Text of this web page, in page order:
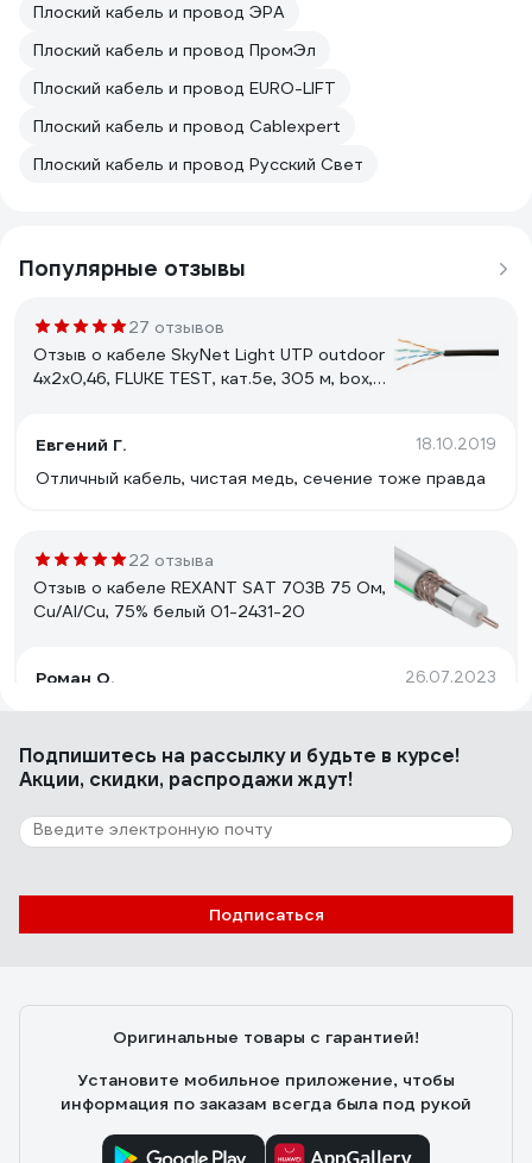
Плоский кабель и провод ЭРА
Плоский кабель и провод ПромЭл
Плоский кабель и провод EURO-LIFT
Плоский кабель и провод Cablexpert
Плоский кабель и провод Русский Свет
Популярные отзывы
27 отзывов
Отзыв о кабеле SkyNet Light UTP outdoor
4x2x0,46, FLUKE TEST, кат.5e, 305 м, box,
Евгений Г.
18.10.2019
Отличный кабель, чистая медь, сечение тоже правда
22 отзыва
Отзыв о кабеле REXANT SAT 703B 75 Ом,
Cu/Al/Cu, 75% белый 01-2431-20
Роман О. 26.07.2023
цена/качество
10 отзывов
Отзыв о кабеле КВК-В-2 PROCONNECT
2х0,50кв. мм /CCA/, /96/, 200м., белый 01-
Подпишитесь на рассылкуи будьте в курсе!
Акции, скидки, распродажи ждут!
Подписаться
Оригинальные товары с гарантией!
Установите мобильное приложение, чтобы
информация по заказам всегда была под рукой